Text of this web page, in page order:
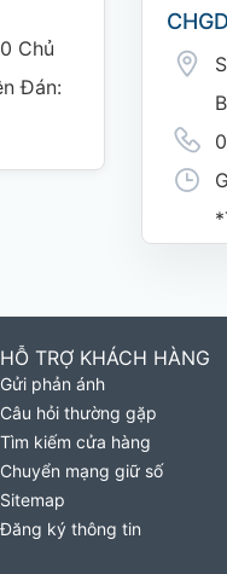
Chủ
Đán:
Cửa
HỖ TRỢ KHÁCH HÀNG
Gửi phản ánh
Câu hỏi thường gặp
Tìm kiếm cửa hàng
Chuyển mạng giữ số
Sitemap
Đăng ký thông tin